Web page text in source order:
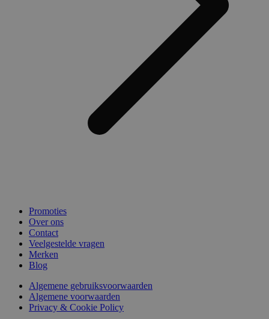
Promoties
Over ons
Contact
Veelgestelde vragen
Merken
Blog
Algemene gebruiksvoorwaarden
Algemene voorwaarden
Privacy & Cookie Policy